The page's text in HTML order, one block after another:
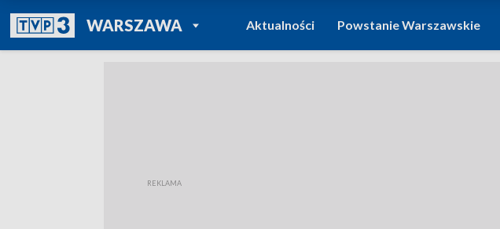
WARSZAWAPOWRÓT DO
TVP REGIONY
Aktualności Powstanie Warszawskie